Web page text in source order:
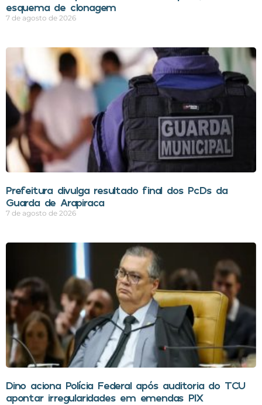
esquema de clonagem
7 de agosto de 2026
Prefeitura divulga resultado final dos PcDs da
Guarda de Arapiraca
7 de agosto de 2026
Dino aciona Polícia Federal após auditoria do TCU
apontar irregularidades em emendas PIX